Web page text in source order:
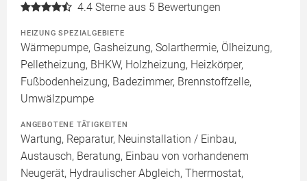
4.4 Sterne aus 5 Bewertungen
HEIZUNG SPEZIALGEBIETE
Wärmepumpe, Gasheizung, Solarthermie, Ölheizung,
Pelletheizung, BHKW, Holzheizung, Heizkörper,
Fußbodenheizung, Badezimmer, Brennstoffzelle,
Umwälzpumpe
ANGEBOTENE TÄTIGKEITEN
Wartung, Reparatur, Neuinstallation / Einbau,
Austausch, Beratung, Einbau von vorhandenem
Neugerät, Hydraulischer Abgleich, Thermostat,